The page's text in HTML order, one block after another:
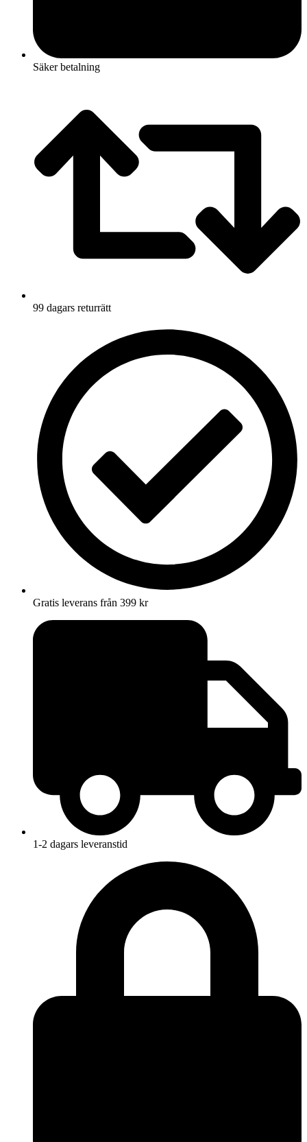
Säker betalning
99 dagars returrätt
Gratis leverans från 399 kr
1-2 dagars leveranstid